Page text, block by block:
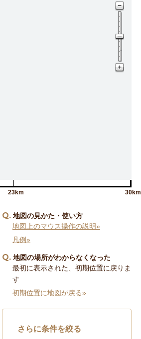
23km 30km
Q 地図の見かた・使い方
地図上のマウス操作の説明»
凡例»
Q 地図の場所がわからなくなった
最初に表示された、初期位置に戻りま
す
初期位置に地図が戻る»
さらに条件を絞る